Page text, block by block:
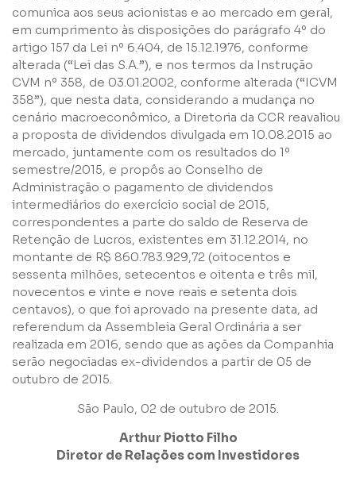
comunica aos seus acionistas e ao mercado em geral,
em cumprimento às disposições do parágrafo 4º do
artigo 157 da Lei nº 6.404, de 15.12.1976, conforme
alterada (“Lei das S.A.”), e nos termos da Instrução
CVM nº 358, de 03.01.2002, conforme alterada (“ICVM
358”), que nesta data, considerando a mudança no
cenário macroeconômico, a Diretoria da CCR reavaliou
a proposta de dividendos divulgada em 10.08.2015 ao
mercado, juntamente com os resultados do 1º
semestre/2015, e propôs ao Conselho de
Administração o pagamento de dividendos
intermediários do exercício social de 2015,
correspondentes a parte do saldo de Reserva de
Retenção de Lucros, existentes em 31.12.2014, no
montante de R$ 860.783.929,72 (oitocentos e
sessenta milhões, setecentos e oitenta e três mil,
novecentos e vinte e nove reais e setenta dois
centavos), o que foi aprovado na presente data, ad
referendum da Assembleia Geral Ordinária a ser
realizada em 2016, sendo que as ações da Companhia
serão negociadas ex-dividendos a partir de 05 de
outubro de 2015.
São Paulo, 02 de outubro de 2015.
Arthur Piotto Filho
Diretor de Relações com Investidores
Nome
E-mail
Empresa
Perfil
Grupos
Termos de Uso